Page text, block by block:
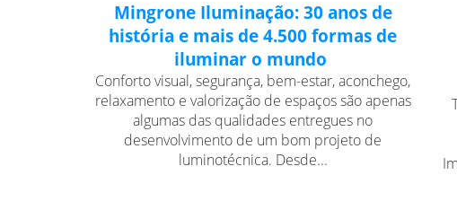
Mingrone Iluminação: 30 anos de
história e mais de 4.500 formas de
iluminar o mundo
Conforto visual, segurança, bem-estar, aconchego,
relaxamento e valorização de espaços são apenas
algumas das qualidades entregues no
desenvolvimento de um bom projeto de
luminotécnica. Desde...